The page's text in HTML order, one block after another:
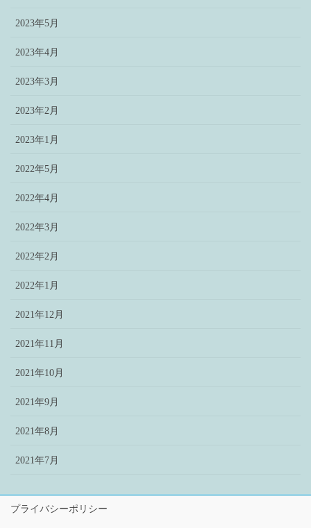
2023年5月
2023年4月
2023年3月
2023年2月
2023年1月
2022年5月
2022年4月
2022年3月
2022年2月
2022年1月
2021年12月
2021年11月
2021年10月
2021年9月
2021年8月
2021年7月
プライバシーポリシー